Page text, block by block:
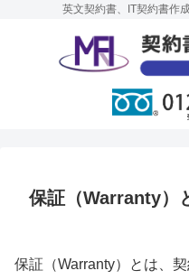
英文契約書、IT契約書作
保証（Warranty）
保証（Warranty）とは、